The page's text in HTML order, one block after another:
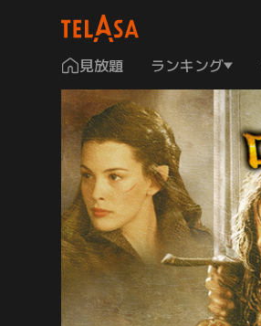
見放題 ランキング